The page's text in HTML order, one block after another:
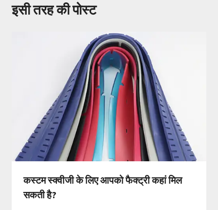
इसी तरह की पोस्ट
कस्टम स्क्वीजी के लिए आपको फैक्ट्री कहां मिल
सकती है?